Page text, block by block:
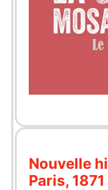
Nouvelle
Paris,